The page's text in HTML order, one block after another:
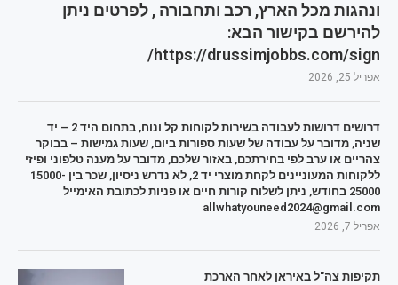
ונהגות מכל הארץ, רכב ותחבורה , לפרטים ניתן
להירשם בקישור הבא:
https://drussimjobbs.com/sign/
אפריל 25, 2026
דרושים דרושות לעבודה בשירות לקוחות קל ונוח, בתחום היד 2 – יד
שניה, מדובר על עבודה של שעות ספורות ביום, שעות גמישות – בבוקר
צהריים או ערב לפי בחירתכם, באזור שלכם, מדובר על מענה טלפוני ופיזי
ללקוחות המעוניינים לקחת מוצרי יד 2, לא נדרש ניסיון, שכר בין 15000-
25000 בחודש, ניתן לשלוח קורות חיים או פניות לכתובת האימייל
allwhatyouneed2024@gmail.com
אפריל 7, 2026
תקיפות צה"ל באיראן לאחר הארכת